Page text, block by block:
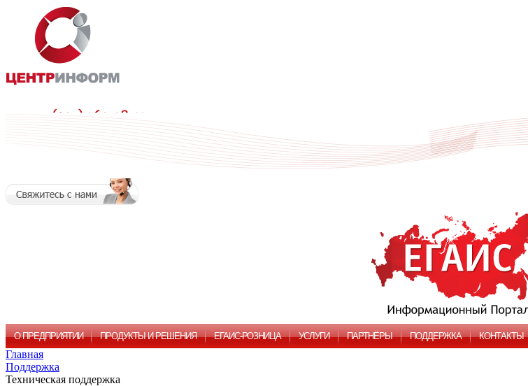
О ПРЕДПРИЯТИИ ПРОДУКТЫ И РЕШЕНИЯ ЕГАИС-РОЗНИЦА УСЛУГИ ПАРТНЁРЫ ПОДДЕРЖКА КОНТАКТЫ
Главная
Поддержка
Техническая поддержка